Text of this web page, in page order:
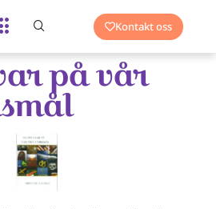
Kontakt oss
på vår